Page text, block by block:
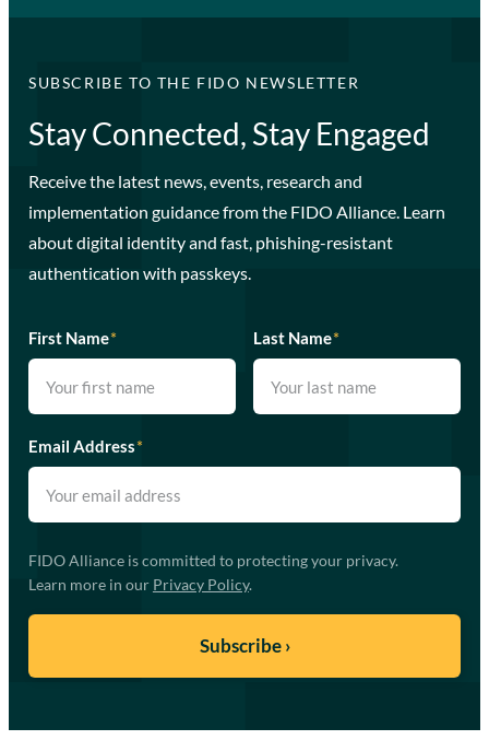
SUBSCRIBE TO THE FIDO NEWSLETTER
Stay Connected, Stay Engaged
Receive the latest news, events, research and
implementation guidance from the FIDO Alliance. Learn
about digital identity and fast, phishing-resistant
authentication with passkeys.
First Name* Last Name*
Email Address*
FIDO Alliance is committed to protecting your privacy.
Learn more in our Privacy Policy.